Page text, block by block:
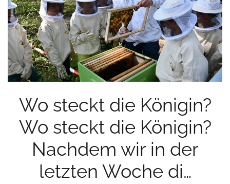
Wo steckt die Königin?
Wo steckt die Königin?
Nachdem wir in der
letzten Woche di…